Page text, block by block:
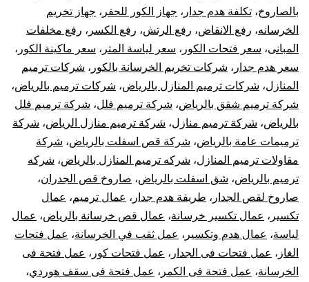
بالصاروخ، تكلفة هدم جدار ، جهاز الكور للحفر ، جهاز تخريم
الخرسانه، رفع الانقاض، رفع الرتش، رفع الكسر ، رفع مخلفات
المبانى، سعر فتحات الكور ، سعر لياسة المتر ، سعر ماكينة الكور ،
سعر هدم جدار ، شركات تخريم الخرسانة بالكور ، شركات ترميم
المنازل، شركات ترميم المنازل بالرياض، شركات ترميم بالرياض،
شركة ترميم شقق بالرياض، شركة ترميم فلل، شركة ترميم فلل
بالرياض، شركة ترميم منازل، شركة ترميم منازل الرياض، شركة
ترميمات عامة بالرياض، شركة قص اسفلت بالرياض، شركة
مقاولات ترميم المنازل، شركه ترميم المنازل بالرياض، شركه
ترميم بالرياض، شق اسفلت بالرياض، صاروخ قص الجدران،
صاروخ لقص الجدار ، طريقة هدم جدار ، عمال ترميم، عمال
تكسير ، عمال تكسير خرسانة، عمال قص خرسانة بالرياض، عمال
لياسة، عمال هدم وتكسير ، عمل ثقب في الخرسانة، عمل فتحات
الغاز ، عمل فتحات فى الجدار ، عمل فتحات كور ، عمل فتحة فى
الخرسانة، عمل فتحة فى الكمر ، عمل فتحة فى سقف هوردي،